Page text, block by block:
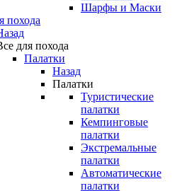
Шарфы и Маски
похода
для похода
Палатки
Назад
Палатки
Туристические
палатки
Кемпинговые
палатки
Экстремальные
палатки
Автоматические
палатки